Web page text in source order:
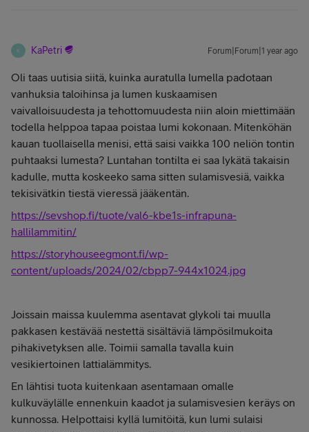
K KaPetri Forum|Forum|1 year ago
Oli taas uutisia siitä, kuinka auratulla lumella padotaan
vanhuksia taloihinsa ja lumen kuskaamisen
vaivalloisuudesta ja tehottomuudesta niin aloin miettimään
todella helppoa tapaa poistaa lumi kokonaan. Mitenköhän
kauan tuollaisella menisi, että saisi vaikka 100 neliön tontin
puhtaaksi lumesta? Luntahan tontilta ei saa lykätä takaisin
kadulle, mutta koskeeko sama sitten sulamisvesiä, vaikka
tekisivätkin tiestä vieressä jääkentän.
https://sevshop.fi/tuote/val6-kbe1s-infrapuna-
hallilammitin/
https://storyhouseegmont.fi/wp-
content/uploads/2024/02/cbpp7-944x1024.jpg
Joissain maissa kuulemma asentavat glykoli tai muulla
pakkasen kestävää nestettä sisältäviä lämpösilmukoita
pihakivetyksen alle. Toimii samalla tavalla kuin
vesikiertoinen lattialämmitys.
En lähtisi tuota kuitenkaan asentamaan omalle
kulkuväylälle ennenkuin kaadot ja sulamisvesien keräys on
kunnossa. Helpottaisi kyllä lumitöitä, kun lumi sulaisi